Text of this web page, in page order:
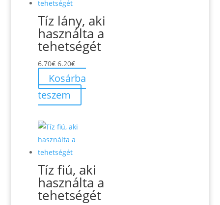
Tíz lány, aki
használta a
tehetségét
6.70€ Original
price
was:
6.70€.
6.20€Current
price
is:
Kosárba
teszem
Tíz fiú, aki
használta a
tehetségét